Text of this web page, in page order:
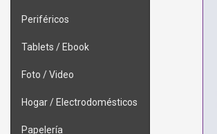
Periféricos
Tablets / Ebook
Foto / Video
Hogar / Electrodomésticos
Papelería